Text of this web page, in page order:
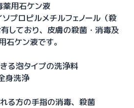
薬用石ケン液
プロピルメチルフェノール（殺
しており、皮膚の殺菌・消毒及
石ケン液です。
る泡タイプの洗浄料
身洗浄
る方の手指の消毒、殺菌